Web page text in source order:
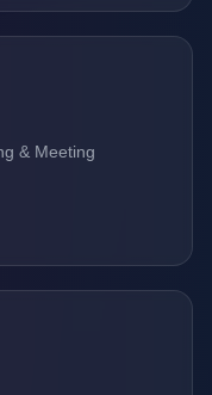
& Meeting